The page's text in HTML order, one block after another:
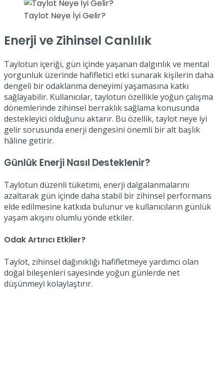
Taylot Neye İyi Gelir?
Enerji ve Zihinsel Canlılık
Taylotun içeriği, gün içinde yaşanan dalgınlık ve mental
yorgunluk üzerinde hafifletici etki sunarak kişilerin daha
dengeli bir odaklanma deneyimi yaşamasına katkı
sağlayabilir. Kullanıcılar, taylotun özellikle yoğun çalışma
dönemlerinde zihinsel berraklık sağlama konusunda
destekleyici olduğunu aktarır. Bu özellik, taylot neye iyi
gelir sorusunda enerji dengesini önemli bir alt başlık
hâline getirir.
Günlük Enerji Nasıl Desteklenir?
Taylotun düzenli tüketimi, enerji dalgalanmalarını
azaltarak gün içinde daha stabil bir zihinsel performans
elde edilmesine katkıda bulunur ve kullanıcıların günlük
yaşam akışını olumlu yönde etkiler.
Odak Artırıcı Etkiler?
Taylot, zihinsel dağınıklığı hafifletmeye yardımcı olan
doğal bileşenleri sayesinde yoğun günlerde net
düşünmeyi kolaylaştırır.